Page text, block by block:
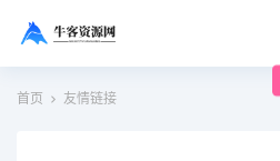
首页
友情链接